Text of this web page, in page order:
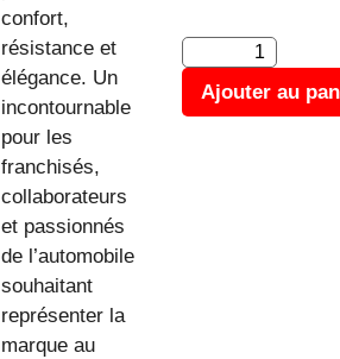
confort,
résistance et
élégance. Un
incontournable
pour les
franchisés,
collaborateurs
et passionnés
de l’automobile
souhaitant
représenter la
marque au
Ajouter au